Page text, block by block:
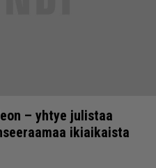
– yhtye julistaa
ikiaikaista